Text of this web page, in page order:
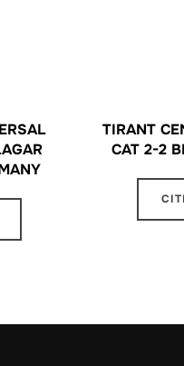
TIRANT
CAT 2-2